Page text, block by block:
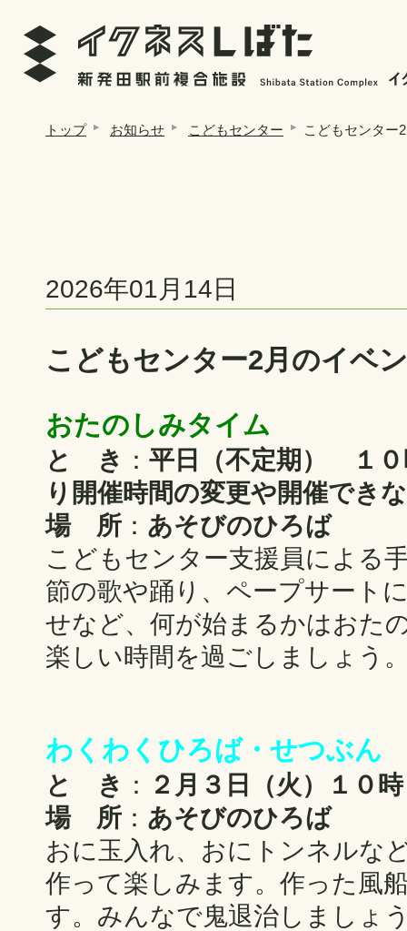
トップ お知らせ こどもセンター こどもセンター
2026年01月14日
こどもセンター2月のイベ
おたのしみタイム
と き ： 平日（不定期） １０
り開催時間の変更や開催でき
場 所 ： あそびのひろば
こどもセンター支援員による
節の歌や踊り、ペープサート
せなど、何が始まるかはおた
楽しい時間を過ごしましょう
わくわくひろば・せつぶん
と き ：
２月３日（火）１０
場 所 ： あそびのひろば
おに玉入れ、おにトンネルな
作って楽しみます。作った風
す。みんなで鬼退治しましょ